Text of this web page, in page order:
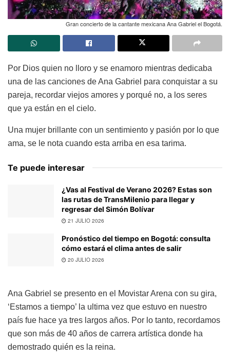
Gran concierto de la cantante mexicana Ana Gabriel el Bogotá.
Por Dios quien no lloro y se enamoro mientras dedicaba
una de las canciones de Ana Gabriel para conquistar a su
pareja, recordar viejos amores y porqué no, a los seres
que ya están en el cielo.
Una mujer brillante con un sentimiento y pasión por lo que
ama, se le nota cuando esta arriba en esa tarima.
Te puede interesar
¿Vas al Festival de Verano 2026? Estas son
las rutas de TransMilenio para llegar y
regresar del Simón Bolívar
21 JULIO 2026
Pronóstico del tiempo en Bogotá: consulta
cómo estará el clima antes de salir
20 JULIO 2026
Ana Gabriel se presento en el Movistar Arena con su gira,
‘Estamos a tiempo’ la ultima vez que estuvo en nuestro
país fue hace ya tres largos años. Por lo tanto, recordamos
que son más de 40 años de carrera artística donde ha
demostrado quién es la reina.